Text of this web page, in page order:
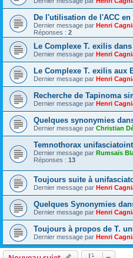
De l'utilisation de l'ACC
Dernier message par Henri
Réponses : 2
Le Complexe T. exilis
Dernier message par Henri
Le Complexe T. exilis aux
Dernier message par Henri
Recherche de Tapinoma
Dernier message par Henri
Quelques synonymies
Dernier message par Christian
Temnothorax
Dernier message par Rumsaïs
Réponses : 13
Toujours suite à
Dernier message par Henri
Quelques Synonymies
Dernier message par Henri
Toujours à propos de T.
Dernier message par Henri